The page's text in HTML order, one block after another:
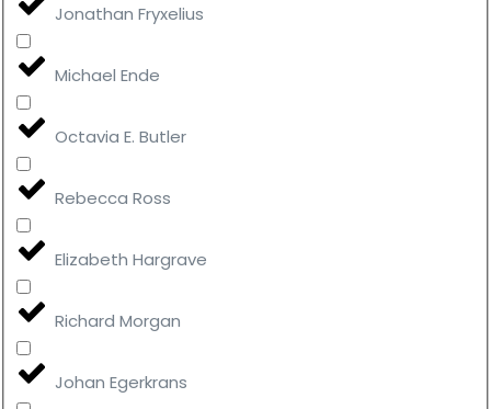
Jonathan Fryxelius
Michael Ende
Octavia E. Butler
Rebecca Ross
Elizabeth Hargrave
Richard Morgan
Johan Egerkrans